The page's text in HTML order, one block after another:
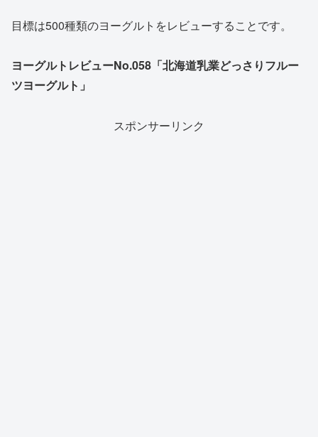
目標は500種類のヨーグルトをレビューすることです。
ヨーグルトレビューNo.058「北海道乳業どっさりフルー
ツヨーグルト」
スポンサーリンク